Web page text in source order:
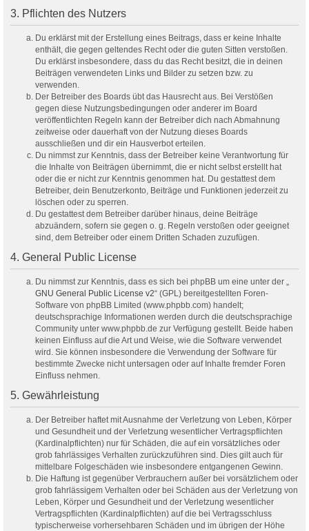
3. Pflichten des Nutzers
Du erklärst mit der Erstellung eines Beitrags, dass er keine Inhalte
enthält, die gegen geltendes Recht oder die guten Sitten verstoßen.
Du erklärst insbesondere, dass du das Recht besitzt, die in deinen
Beiträgen verwendeten Links und Bilder zu setzen bzw. zu
verwenden.
Der Betreiber des Boards übt das Hausrecht aus. Bei Verstößen
gegen diese Nutzungsbedingungen oder anderer im Board
veröffentlichten Regeln kann der Betreiber dich nach Abmahnung
zeitweise oder dauerhaft von der Nutzung dieses Boards
ausschließen und dir ein Hausverbot erteilen.
Du nimmst zur Kenntnis, dass der Betreiber keine Verantwortung für
die Inhalte von Beiträgen übernimmt, die er nicht selbst erstellt hat
oder die er nicht zur Kenntnis genommen hat. Du gestattest dem
Betreiber, dein Benutzerkonto, Beiträge und Funktionen jederzeit zu
löschen oder zu sperren.
Du gestattest dem Betreiber darüber hinaus, deine Beiträge
abzuändern, sofern sie gegen o. g. Regeln verstoßen oder geeignet
sind, dem Betreiber oder einem Dritten Schaden zuzufügen.
4. General Public License
Du nimmst zur Kenntnis, dass es sich bei phpBB um eine unter der „
GNU General Public License v2“ (GPL) bereitgestellten Foren-
Software von phpBB Limited (www.phpbb.com) handelt;
deutschsprachige Informationen werden durch die deutschsprachige
Community unter www.phpbb.de zur Verfügung gestellt. Beide haben
keinen Einfluss auf die Art und Weise, wie die Software verwendet
wird. Sie können insbesondere die Verwendung der Software für
bestimmte Zwecke nicht untersagen oder auf Inhalte fremder Foren
Einfluss nehmen.
5. Gewährleistung
Der Betreiber haftet mit Ausnahme der Verletzung von Leben, Körper
und Gesundheit und der Verletzung wesentlicher Vertragspflichten
(Kardinalpflichten) nur für Schäden, die auf ein vorsätzliches oder
grob fahrlässiges Verhalten zurückzuführen sind. Dies gilt auch für
mittelbare Folgeschäden wie insbesondere entgangenen Gewinn.
Die Haftung ist gegenüber Verbrauchern außer bei vorsätzlichem oder
grob fahrlässigem Verhalten oder bei Schäden aus der Verletzung von
Leben, Körper und Gesundheit und der Verletzung wesentlicher
Vertragspflichten (Kardinalpflichten) auf die bei Vertragsschluss
typischerweise vorhersehbaren Schäden und im übrigen der Höhe